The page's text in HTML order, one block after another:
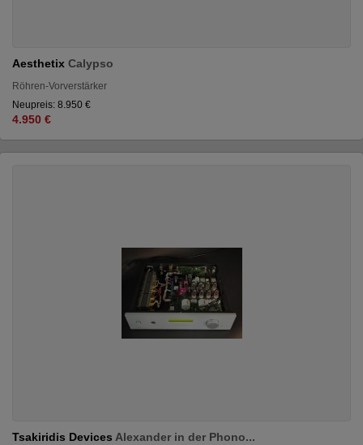
Aesthetix Calypso
Röhren-Vorverstärker
Neupreis: 8.950 €
4.950 €
Tsakiridis Devices Alexander in der Phono...